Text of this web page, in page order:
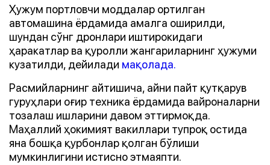
Ҳужум портловчи моддалар ортилган
автомашина ёрдамида амалга оширилди,
шундан сўнг дронлари иштирокидаги
ҳаракатлар ва қуролли жангариларнинг ҳужуми
кузатилди, дейилади мақолада.
Расмийларнинг айтишича, айни пайт қутқарув
гуруҳлари оғир техника ёрдамида вайроналарни
тозалаш ишларини давом эттирмоқда.
Маҳаллий ҳокимият вакиллари тупроқ остида
яна бошқа қурбонлар қолган бўлиши
мумкинлигини истисно этмаяпти.